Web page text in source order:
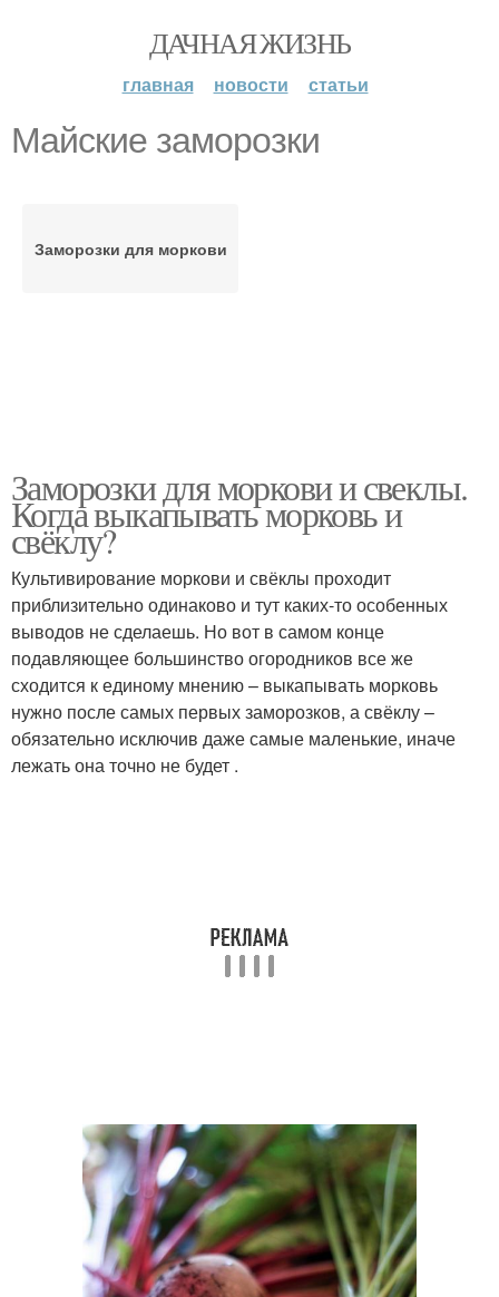
ДАЧНАЯ ЖИЗНЬ
главная новости статьи
Майские заморозки
Заморозки для моркови
Заморозки для моркови и свеклы.
Когда выкапывать морковь и
свёклу?
Культивирование моркови и свёклы проходит
приблизительно одинаково и тут каких-то особенных
выводов не сделаешь. Но вот в самом конце
подавляющее большинство огородников все же
сходится к единому мнению – выкапывать морковь
нужно после самых первых заморозков, а свёклу –
обязательно исключив даже самые маленькие, иначе
лежать она точно не будет .